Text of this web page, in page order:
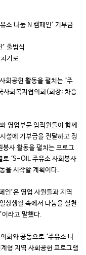
소 나눔 N 캠페인’ 기부금
출범식
기로
회공헌 활동을 펼치는 ‘주
사회복지협의회(회장: 차흥
영업부문 임직원들이 함께
설에 기부금을 전달하고 정
봉사 활동을 펼치는 프로그
‘S-OIL 주유소 사회봉사
을 시작할 계획이다.
인’은 영업 사원들과 지역
상생활 속에서 나눔을 실천
이라고 말했다.
회와 공동으로 ‘주유소 나
형 지역 사회공헌 프로그램